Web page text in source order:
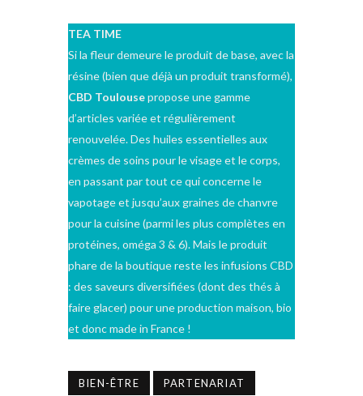
TEA TIME
Si la fleur demeure le produit de base, avec la
résine (bien que déjà un produit transformé),
CBD Toulousepropose une gamme
d’articles variée et régulièrement
renouvelée. Des huiles essentielles aux
crèmes de soins pour le visage et le corps,
en passant par tout ce qui concerne le
vapotage et jusqu’aux graines de chanvre
pour la cuisine (parmi les plus complètes en
protéines, oméga 3 & 6). Mais le produit
phare de la boutique reste les infusions CBD
: des saveurs diversifiées (dont des thés à
faire glacer) pour une production maison, bio
et donc made in France !
BIEN-ÊTRE PARTENARIAT